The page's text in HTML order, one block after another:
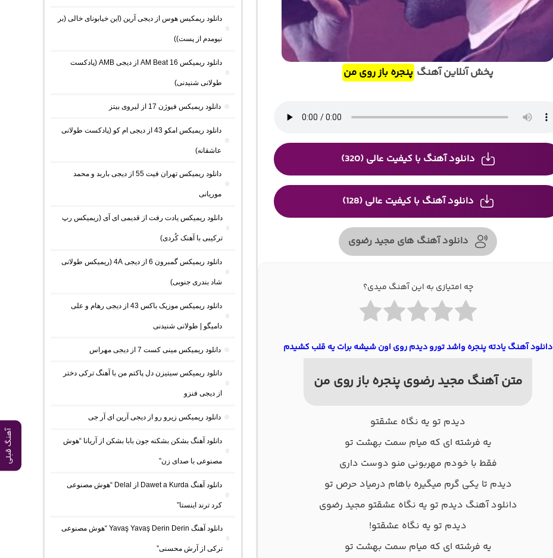
آهنگ قبلی
پخش آنلاین آهنگ پنجره باز روی من
دانلود آهنگ با کیفیت عالی (320)
دانلود آهنگ با کیفیت عالی (128)
دانلود آهنگ های مجید رضوی
چه امتیازی به این آهنگ میدی؟
دانلود آهنگ یادته پنجره واشد تورو دیدم روی اون شیشه برات یه قلب کشیدم
متن آهنگ مجید رضوی پنجره باز روی من
دیدم تو یه نگاه عشقتو
یه فرشته ای که میام سمت بهشت تو
فقط با خودم مهربونی منو دوست داری
دیدم تا یکی گرم میگیره باهام درمیاد حرص تو
دانلود آهنگ دیدم تو یه نگاه عشقتو مجید رضوی
دیدم تو یه نگاه عشقتو!
یه فرشته ای که میام سمت بهشت تو
دانلود ریمکیس هوس از دیجی آرین (این خیابونای خالی (بر
نیومدم از پست))
دانلود ریمیکس AM Beat 16 از دیجی AMB (پادکست
طولانی شنیدنی)
دانلود ریمیکس فیوژن 17 از لیروی بیتز
دانلود ریمیکس امکو 43 از دیجی ام کو (پادکست طولانی
عاشقانه)
دانلود ریمیکس تهران فیت 55 از دیجی باربد و محمد
موریانی
دانلود ریمیکس یادت رفت از قدیمی ای آی (ریمیکس رپ
ترکیبی با آهنک کُردی)
دانلود ریمیکس گمبرون 6 از دیجی 4A (ریمیکس طولانی
شاد بندری جنوبی)
دانلود ریمیکس موزیک باکس 43 از دیجی رهام و علی
دامیگو | طولانی شنیدنی
دانلود ریمیکس مینی کست 7 از دیجی مهراس
دانلود ریمیکس سیتیزن دل پاکتم من با آهنگ ترکی دختر
از دیجی فنزو
دانلود ریمیکس زیرو رو از دیجی آرین ای آر جی
دانلود آهنگ بشکن بشکنه جون بابا بشکن از آریانا “هوش
مصنوعی با صدای زن”
دانلود آهنگ Dawet a Kurda از Delal “هوش مصنوعی
کرد ترند اینستا”
دانلود آهنگ Yavaş Yavaş Derin Derin “هوش مصنوعی
ترکی از آرش محسنی”